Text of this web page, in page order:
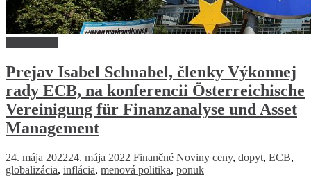
Prejav Isabel Schnabel, členky Výkonnej
rady ECB, na konferencii Österreichische
Vereinigung für Finanzanalyse und Asset
Management
24. mája 202224. mája 2022 Finančné Noviny ceny, dopyt, ECB,
globalizácia, inflácia, menová politika, ponuk